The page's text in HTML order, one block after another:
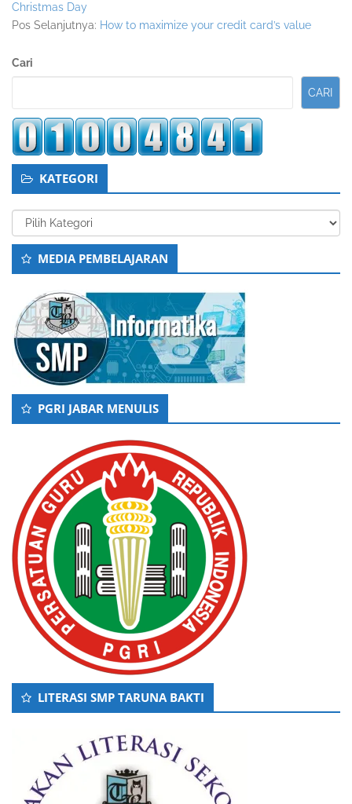
Christmas Day
Pos Selanjutnya: How to maximize your credit card’s value
Sidebar
Cari
CARI
KATEGORI
Kategori
MEDIA PEMBELAJARAN
PGRI JABAR MENULIS
LITERASI SMP TARUNA BAKTI